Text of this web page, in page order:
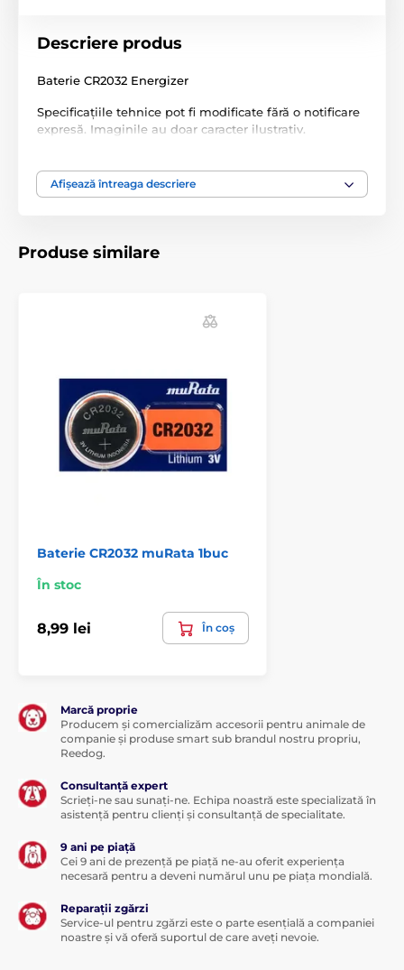
Descriere produs
Baterie CR2032 Energizer
Specificațiile tehnice pot fi modificate fără o notificare
expresă. Imaginile au doar caracter ilustrativ.
Produsul este inclus în categoria
Accesorii zgărzi luminoase
Afișează întreaga descriere
Produse similare
Baterie CR2032 muRata 1buc
În stoc
8,99 lei În coș
Marcă proprie
Producem și comercializăm accesorii pentru animale de
companie și produse smart sub brandul nostru propriu,
Reedog.
Consultanță expert
Scrieți-ne sau sunați-ne. Echipa noastră este specializată în
asistență pentru clienți și consultanță de specialitate.
9 ani pe piață
Cei 9 ani de prezență pe piață ne-au oferit experiența
necesară pentru a deveni numărul unu pe piața mondială.
Reparații zgărzi
Service-ul pentru zgărzi este o parte esențială a companiei
noastre și vă oferă suportul de care aveți nevoie.